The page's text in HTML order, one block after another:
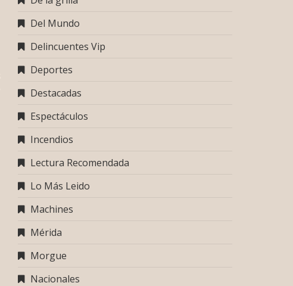
Del Mundo
Delincuentes Vip
Deportes
Destacadas
Espectáculos
Incendios
Lectura Recomendada
Lo Más Leido
Machines
Mérida
Morgue
Nacionales